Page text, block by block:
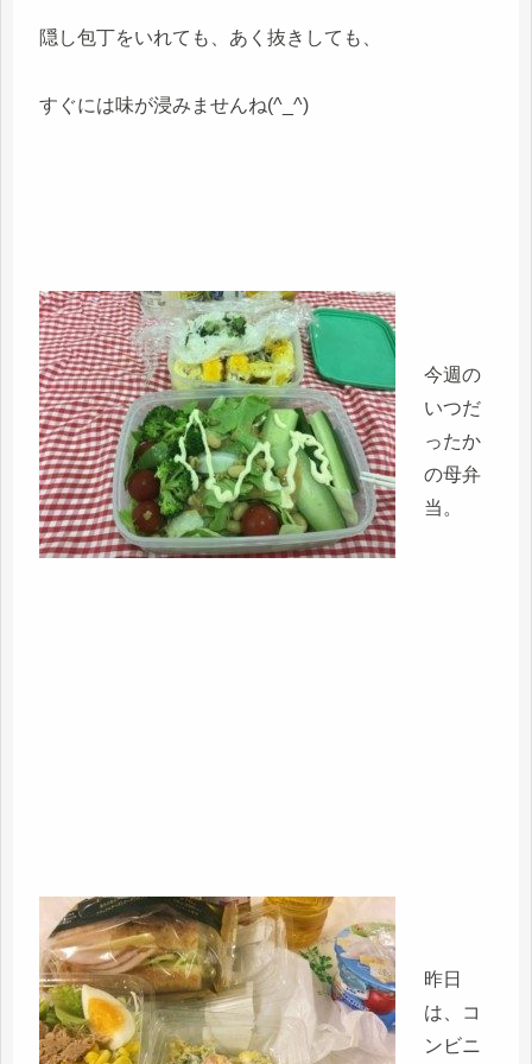
隠し包丁をいれても、あく抜きしても、
すぐには味が浸みませんね(^_^)
今週の
いつだ
ったか
の母弁
当。
昨日
は、コ
ンビニ